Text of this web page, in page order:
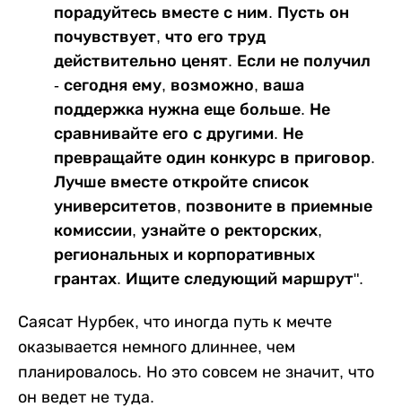
порадуйтесь вместе с ним. Пусть он
почувствует, что его труд
действительно ценят. Если не получил
- сегодня ему, возможно, ваша
поддержка нужна еще больше. Не
сравнивайте его с другими. Не
превращайте один конкурс в приговор.
Лучше вместе откройте список
университетов, позвоните в приемные
комиссии, узнайте о ректорских,
региональных и корпоративных
грантах. Ищите следующий маршрут".
Саясат Нурбек, что иногда путь к мечте
оказывается немного длиннее, чем
планировалось. Но это совсем не значит, что
он ведет не туда.